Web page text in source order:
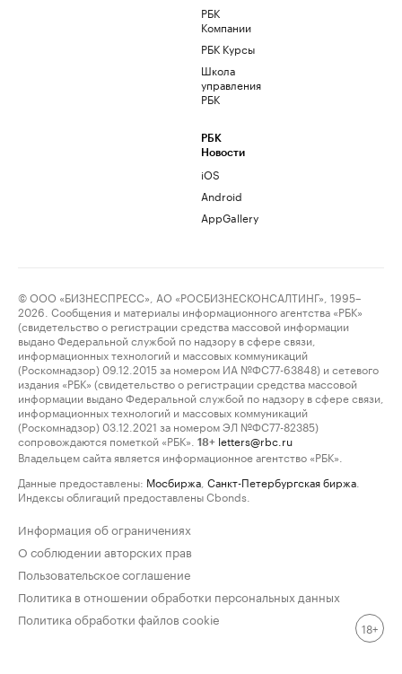
РБК
Компании
РБК Курсы
Школа
управления
РБК
РБК
Новости
iOS
Android
AppGallery
© ООО «БИЗНЕСПРЕСС», АО «РОСБИЗНЕСКОНСАЛТИНГ», 1995–
2026. Сообщения и материалы информационного агентства «РБК»
(свидетельство о регистрации средства массовой информации
выдано Федеральной службой по надзору в сфере связи,
информационных технологий и массовых коммуникаций
(Роскомнадзор) 09.12.2015 за номером ИА №ФС77-63848) и сетевого
издания «РБК» (свидетельство о регистрации средства массовой
информации выдано Федеральной службой по надзору в сфере связи,
информационных технологий и массовых коммуникаций
(Роскомнадзор) 03.12.2021 за номером ЭЛ №ФС77-82385)
сопровождаются пометкой «РБК».
18+ letters@rbc.ru
Владельцем сайта является информационное агентство «РБК».
Данные предоставлены: Мосбиржа Санкт-Петербургская биржа
Индексы облигаций предоставлены Cbonds.
Информация об ограничениях
О соблюдении авторских прав
Пользовательское соглашение
Политика в отношении обработки персональных данных
Политика обработки файлов cookie
18+